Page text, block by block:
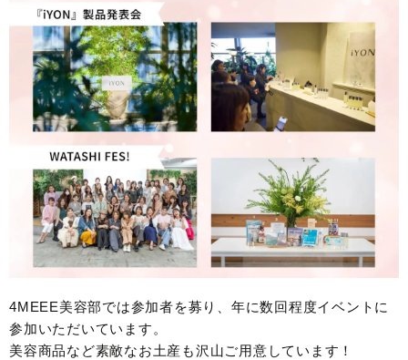
4MEEE美容部では参加者を募り、年に数回程度イベントに
参加いただいています。
美容商品など素敵なお土産も沢山ご用意しています！